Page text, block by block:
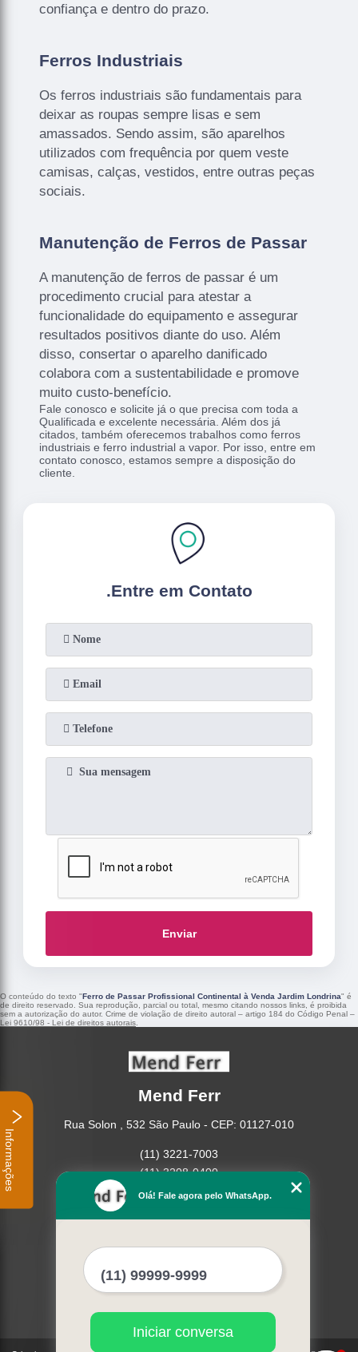
confiança e dentro do prazo.
Ferros Industriais
Os ferros industriais são fundamentais para
deixar as roupas sempre lisas e sem
amassados. Sendo assim, são aparelhos
utilizados com frequência por quem veste
camisas, calças, vestidos, entre outras peças
sociais.
Manutenção de Ferros de Passar
A manutenção de ferros de passar é um
procedimento crucial para atestar a
funcionalidade do equipamento e assegurar
resultados positivos diante do uso. Além
disso, consertar o aparelho danificado
colabora com a sustentabilidade e promove
muito custo-benefício.
Fale conosco e solicite já o que precisa com toda a
Qualificada e excelente necessária. Além dos já
citados, também oferecemos trabalhos como ferros
industriais e ferro industrial a vapor. Por isso, entre em
contato conosco, estamos sempre a disposição do
cliente.
.Entre em Contato
Enviar
O conteúdo do texto "Ferro de Passar Profissional Continental à Venda Jardim Londrina" é
de direito reservado. Sua reprodução, parcial ou total, mesmo citando nossos links, é proibida
sem a autorização do autor. Crime de violação de direito autoral – artigo 184 do Código Penal –
Lei 9610/98 - Lei de direitos autorais
Mend Ferr
Rua Solon , 532 São Paulo - CEP: 01127-010
(11) 3221-7003
(11) 3208-0400
Home
Empresa
Contato
Mapa do site
Mais Serviços
Olá! Fale agora pelo WhatsApp.
Iniciar conversa
Informações